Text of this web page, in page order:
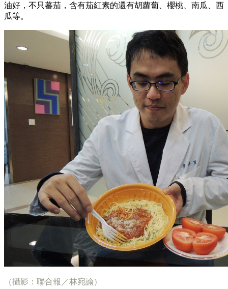
油好，不只蕃茄，含有茄紅素的還有胡蘿蔔、櫻桃、南瓜、西
瓜等。
（攝影：聯合報／林宛諭）